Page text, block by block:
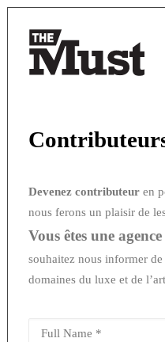
Devenez contributeur en
nous ferons un plaisir de
Vous êtes une
souhaitez nous informer
domaines du luxe et de